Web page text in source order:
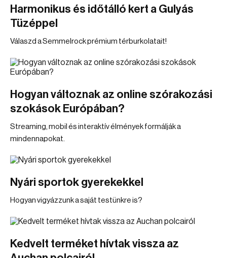
Harmonikus és időtálló kert a Gulyás
Tüzéppel
Válaszd a Semmelrock prémium térburkolatait!
Hogyan változnak az online szórakozási
szokások Európában?
Streaming, mobil és interaktív élmények formálják a
mindennapokat.
Nyári sportok gyerekekkel
Hogyan vigyázzunk a saját testünkre is?
Kedvelt terméket hívtak vissza az